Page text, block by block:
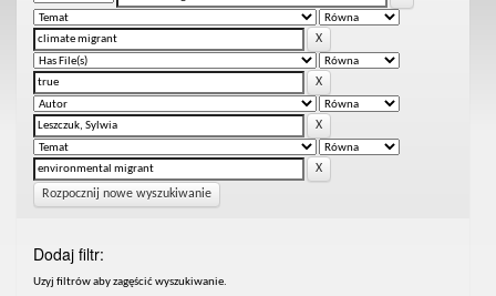
Rozpocznij nowe wyszukiwanie
Dodaj filtr:
Uzyj filtrów aby zagęścić wyszukiwanie.